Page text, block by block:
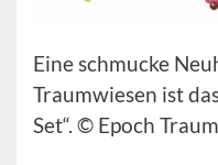
Eine schmucke
Traumwiesen ist
Set“. © Epoch